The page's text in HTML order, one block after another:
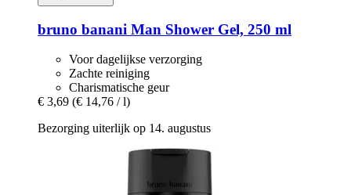
bruno banani Man Shower Gel, 250 ml
Voor dagelijkse verzorging
Zachte reiniging
Charismatische geur
€ 3,69 (€ 14,76 / l)
Bezorging uiterlijk op 14. augustus